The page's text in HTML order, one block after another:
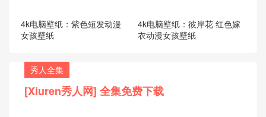
4k电脑壁纸：紫色短发动漫
女孩壁纸
4k电脑壁纸：彼岸花 红色嫁
衣动漫女孩壁纸
秀人全集
[Xiuren秀人网] 全集免费下载